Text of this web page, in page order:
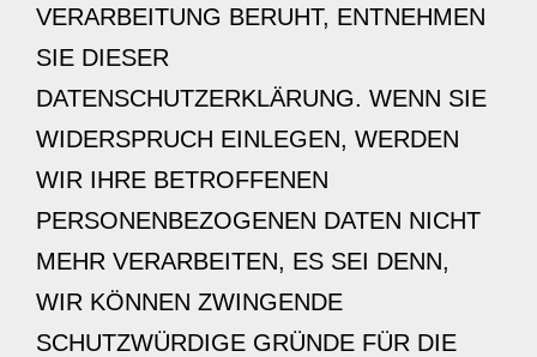
VERARBEITUNG BERUHT, ENTNEHMEN
SIE DIESER
DATENSCHUTZERKLÄRUNG. WENN SIE
WIDERSPRUCH EINLEGEN, WERDEN
WIR IHRE BETROFFENEN
PERSONENBEZOGENEN DATEN NICHT
MEHR VERARBEITEN, ES SEI DENN,
WIR KÖNNEN ZWINGENDE
SCHUTZWÜRDIGE GRÜNDE FÜR DIE